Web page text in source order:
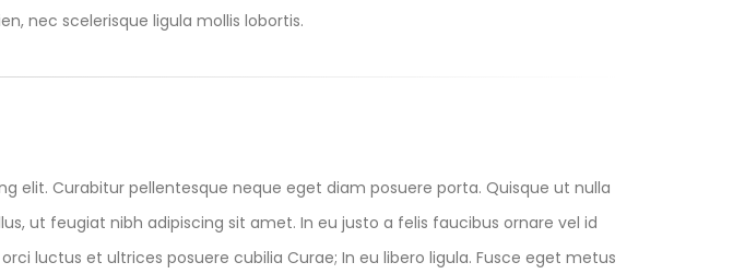
nec scelerisque ligula mollis lobortis.
elit. Curabitur pellentesque neque eget diam posuere porta. Quisque ut nulla
ut feugiat nibh adipiscing sit amet. In eu justo a felis faucibus ornare vel id
luctus et ultrices posuere cubilia Curae; In eu libero ligula. Fusce eget metus